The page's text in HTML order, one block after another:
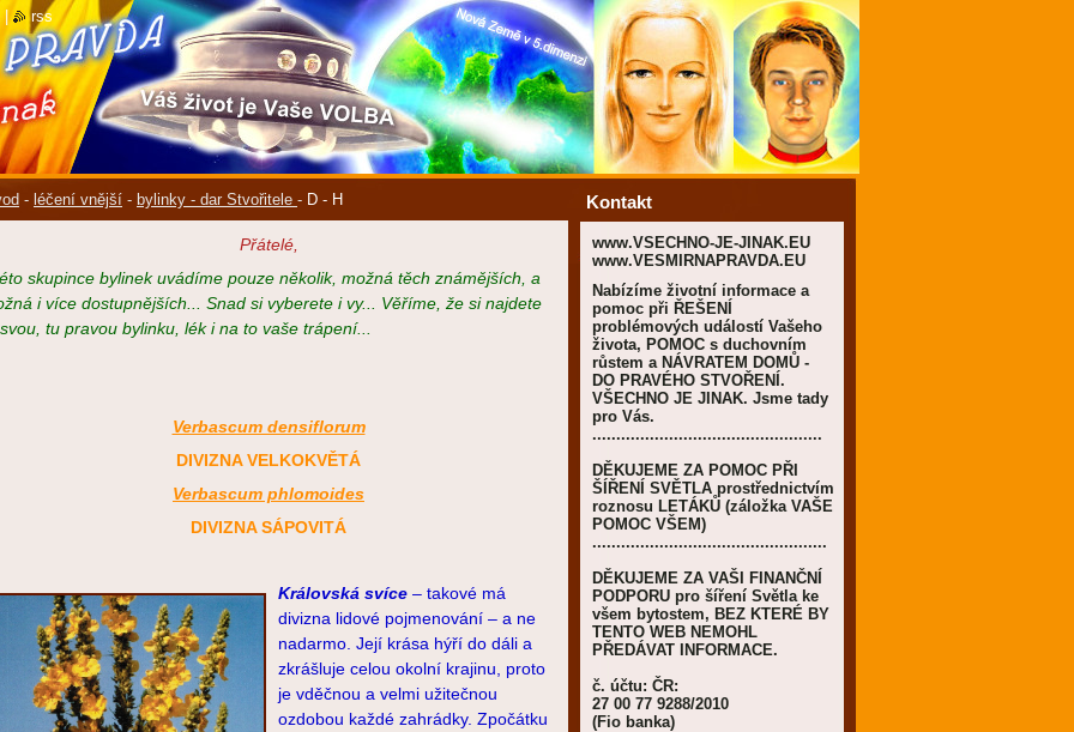
- léčení vnější - bylinky - dar Stvořitele - D - H
Přátelé,
skupince bylinek uvádíme pouze několik, možná těch známějších, a
i více dostupnějších... Snad si vyberete i vy... Věříme, že si najdete
tu pravou bylinku, lék i na to vaše trápení...
Verbascum densiflorum
DIVIZNA VELKOKVĚTÁ
Verbascum phlomoides
DIVIZNA SÁPOVITÁ
Královská svíce – takové má
divizna lidové pojmenování – a ne
nadarmo. Její krása hýří do dáli a
zkrášluje celou okolní krajinu, proto
je vděčnou a velmi užitečnou
ozdobou každé zahrádky. Zpočátku
Kontakt
www.VSECHNO-JE-JINAK.EU
www.VESMIRNAPRAVDA.EU
Nabízíme životní informace a
pomoc při ŘEŠENÍ
problémových událostí Vašeho
života, POMOC s duchovním
růstem a NÁVRATEM DOMŮ -
DO PRAVÉHO STVOŘENÍ.
VŠECHNO JE JINAK. Jsme tady
pro Vás.
................................................
DĚKUJEME ZA POMOC PŘI
ŠÍŘENÍ SVĚTLA prostřednictvím
roznosu LETÁKŮ (záložka VAŠE
POMOC VŠEM)
.................................................
DĚKUJEME ZA VAŠI FINANČNÍ
PODPORU pro šíření Světla ke
všem bytostem, BEZ KTERÉ BY
TENTO WEB NEMOHL
PŘEDÁVAT INFORMACE.
č. účtu: ČR:
27 00 77 9288/2010
(Fio banka)
rss